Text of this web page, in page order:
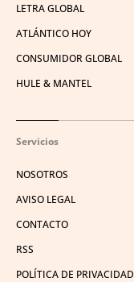
LETRA GLOBAL
ATLÁNTICO HOY
CONSUMIDOR GLOBAL
HULE & MANTEL
Servicios
NOSOTROS
AVISO LEGAL
CONTACTO
RSS
POLÍTICA DE PRIVACIDAD